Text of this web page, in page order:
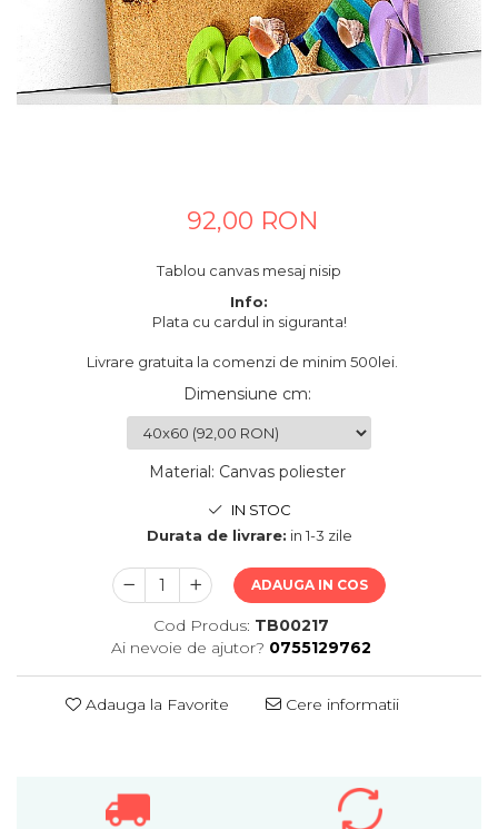
Tablouri canvas personalizate
92,00 RON
Tablou canvas mesaj nisip
Info:
Plata cu cardul in siguranta!
Livrare gratuita la comenzi de minim 500lei.
Dimensiune cm:
Material: Canvas poliester
IN STOC
Durata de livrare: in 1-3 zile
ADAUGA IN COS
Cod Produs: TB00217
Ai nevoie de ajutor? 0755129762
Adauga la Favorite Cere informatii